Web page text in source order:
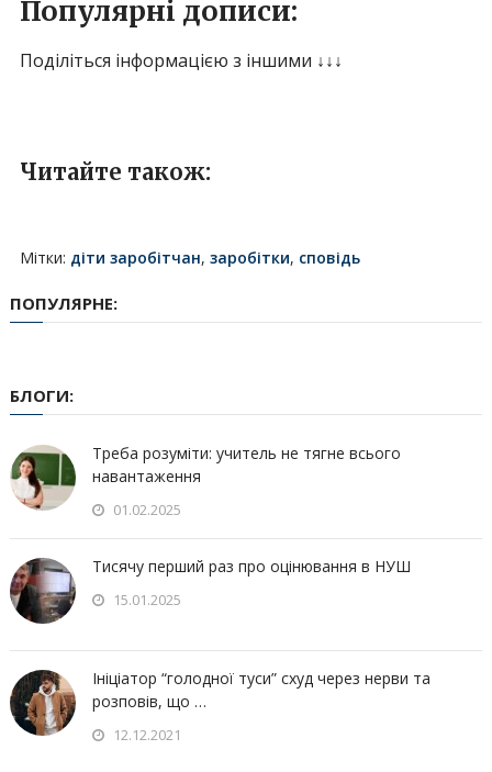
Популярні дописи:
Поділіться інформацією з іншими ↓↓↓
Читайте також:
Мітки: діти заробітчан, заробітки, сповідь
ПОПУЛЯРНЕ:
БЛОГИ:
Треба розуміти: учитель не тягне всього
навантаження
01.02.2025
Тисячу перший раз про оцінювання в НУШ
15.01.2025
Ініціатор “голодної туси” схуд через нерви та
розповів, що …
12.12.2021